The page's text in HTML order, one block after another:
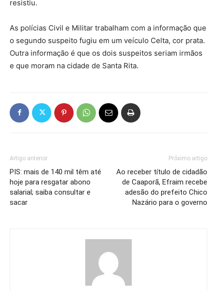
resistiu.
As polícias Civil e Militar trabalham com a informação que
o segundo suspeito fugiu em um veículo Celta, cor prata.
Outra informação é que os dois suspeitos seriam irmãos
e que moram na cidade de Santa Rita.
Artigo anterior
PIS: mais de 140 mil têm até
hoje para resgatar abono
salarial; saiba consultar e
sacar
Próximo artigo
Ao receber título de cidadão
de Caaporã, Efraim recebe
adesão do prefeito Chico
Nazário para o governo